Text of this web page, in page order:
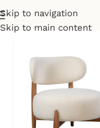
Skip to navigation
Skip to main content
Início Poltronas